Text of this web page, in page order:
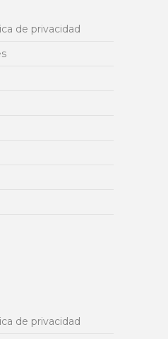
de privacidad
de privacidad